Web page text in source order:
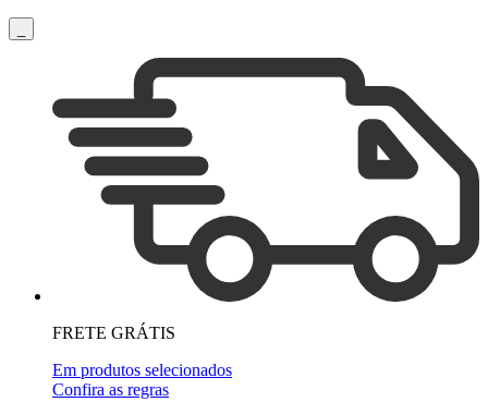
FRETE GRÁTIS
Em produtos selecionados
Confira as regras